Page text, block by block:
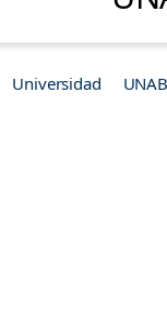
Universidad